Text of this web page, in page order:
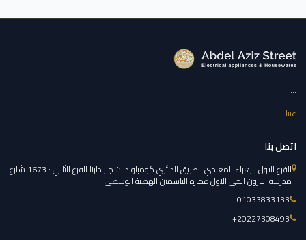
...
عننا
اتصل بنا
الفرع الاول : زهراء المعادي الطريق الدائري كومباوند اشجار دارنا الفرع الثاني : 1673 شارع
مدرسه البارون الحي الاول عماره الياسمين الهضبة الوسطي
01033833133
‎+20227308493